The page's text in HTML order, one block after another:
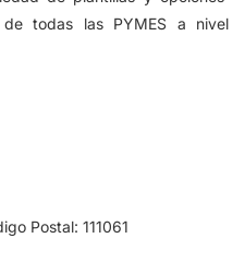
todas las PYMES a nivel
Postal: 111061